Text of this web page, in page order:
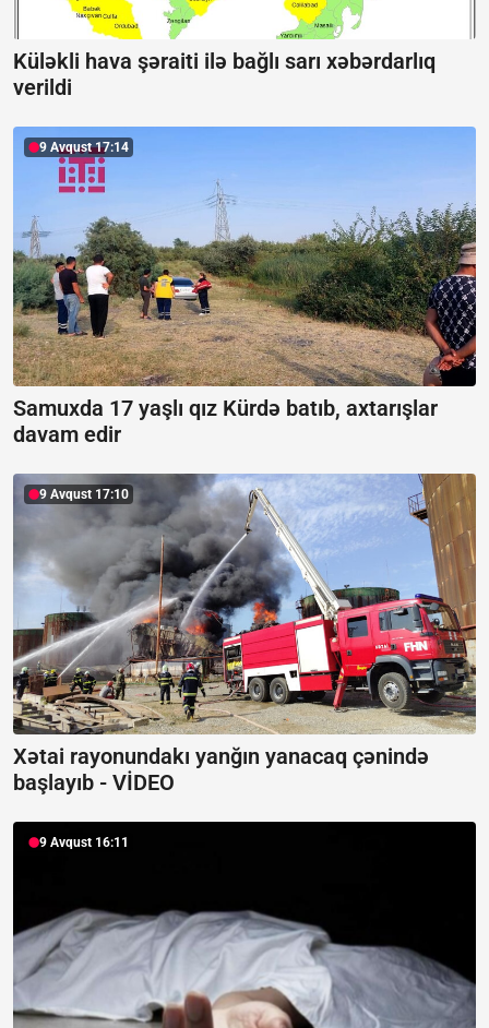
Küləkli hava şəraiti ilə bağlı sarı xəbərdarlıq
verildi
9 Avqust 17:14
Samuxda 17 yaşlı qız Kürdə batıb, axtarışlar
davam edir
9 Avqust 17:10
Xətai rayonundakı yanğın yanacaq çənində
başlayıb - VİDEO
9 Avqust 16:11